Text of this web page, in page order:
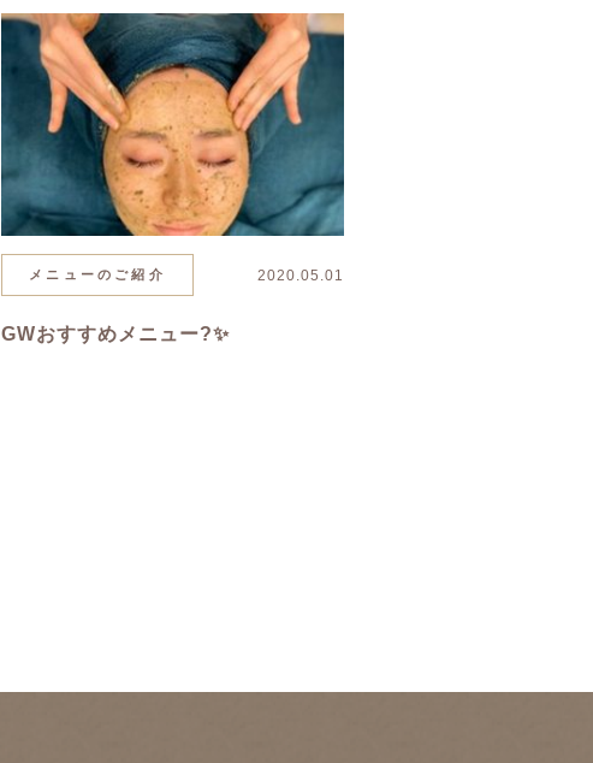
メニューのご紹介 2020.05.01
GWおすすめメニュー?✨